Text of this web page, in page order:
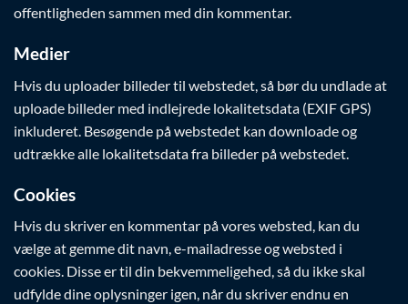
offentligheden sammen med din kommentar.
Medier
Hvis du uploader billeder til webstedet, så bør du undlade at
uploade billeder med indlejrede lokalitetsdata (EXIF GPS)
inkluderet. Besøgende på webstedet kan downloade og
udtrække alle lokalitetsdata fra billeder på webstedet.
Cookies
Hvis du skriver en kommentar på vores websted, kan du
vælge at gemme dit navn, e-mailadresse og websted i
cookies. Disse er til din bekvemmeligehed, så du ikke skal
udfylde dine oplysninger igen, når du skriver endnu en